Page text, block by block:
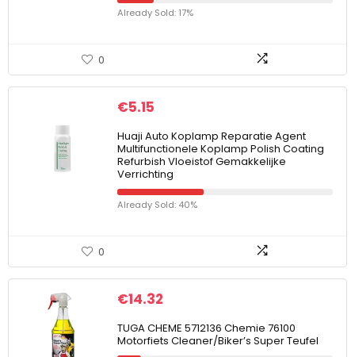
Already Sold: 17%
0
€5.15
Huaji Auto Koplamp Reparatie Agent
Multifunctionele Koplamp Polish Coating
Refurbish Vloeistof Gemakkelijke
Verrichting
Already Sold: 40%
0
€14.32
TUGA CHEME 5712136 Chemie 76100
Motorfiets Cleaner/Biker’s Super Teufel